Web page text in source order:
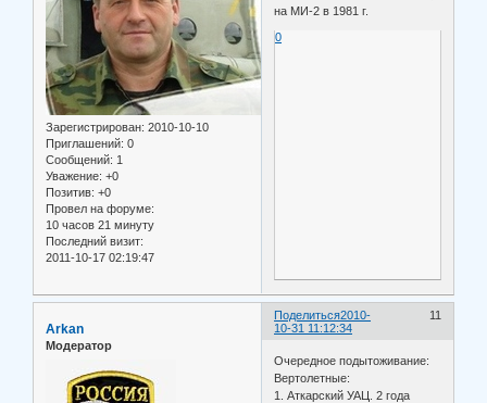
Зарегистрирован: 2010-10-10
Приглашений: 0
Сообщений: 1
Уважение: +0
Позитив: +0
Провел на форуме:
10 часов 21 минуту
Последний визит:
2011-10-17 02:19:47
на МИ-2 в 1981 г.
0
Поделиться 11
2010-
10-31 11:12:34
Arkan
Модератор
Очередное подытоживание:
Вертолетные:
1. Аткарский УАЦ. 2 года